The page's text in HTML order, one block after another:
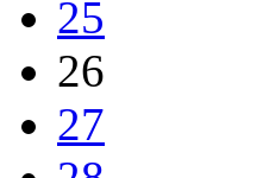
25
26
27